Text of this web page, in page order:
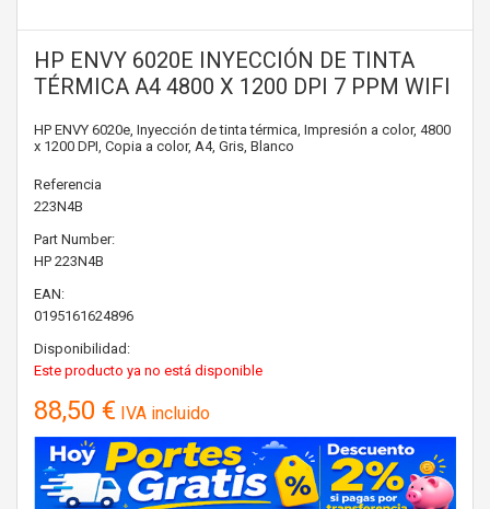
HP ENVY 6020E INYECCIÓN DE TINTA
TÉRMICA A4 4800 X 1200 DPI 7 PPM WIFI
HP ENVY 6020e, Inyección de tinta térmica, Impresión a color, 4800
x 1200 DPI, Copia a color, A4, Gris, Blanco
Referencia
223N4B
Part Number:
HP 223N4B
EAN:
0195161624896
Disponibilidad:
Este producto ya no está disponible
88,50 € IVA incluido